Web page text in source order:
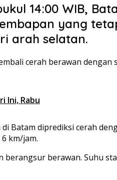
14:00 WIB,
yang
arah selatan.
cerah berawan
Ini, Rabu
Batam diprediksi cerah
km/jam.
berawan. Suhu